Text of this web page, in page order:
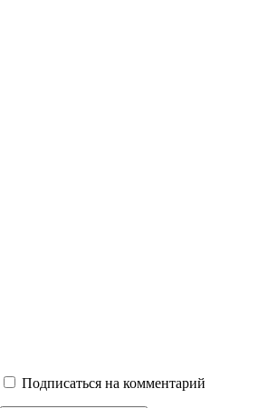
Подписаться на комментарий